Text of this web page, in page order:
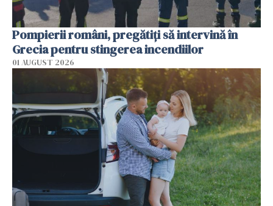
Pompierii români, pregătiţi să intervină în
Grecia pentru stingerea incendiilor
01 AUGUST 2026